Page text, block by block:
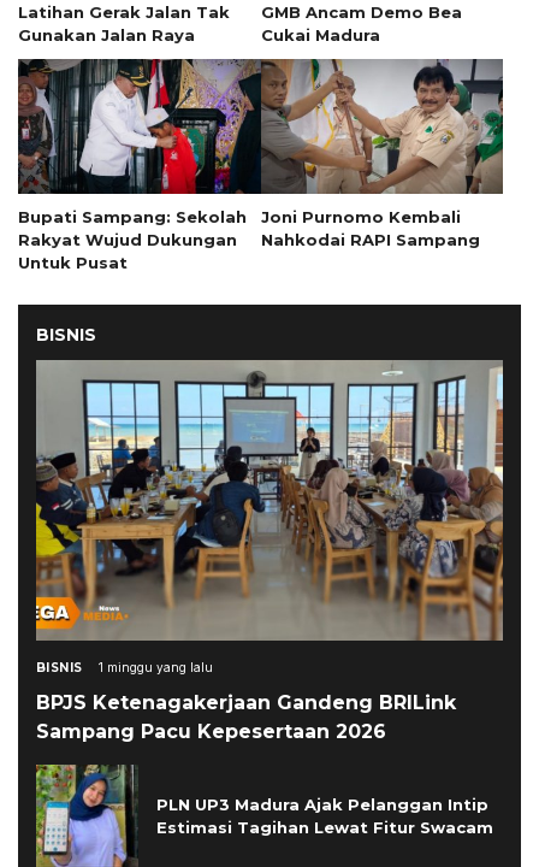
Latihan Gerak Jalan Tak
Gunakan Jalan Raya
GMB Ancam Demo Bea
Cukai Madura
Bupati Sampang: Sekolah
Rakyat Wujud Dukungan
Untuk Pusat
Joni Purnomo Kembali
Nahkodai RAPI Sampang
BISNIS
BISNIS 1 minggu yang lalu
BPJS Ketenagakerjaan Gandeng BRILink
Sampang Pacu Kepesertaan 2026
PLN UP3 Madura Ajak Pelanggan Intip
Estimasi Tagihan Lewat Fitur Swacam